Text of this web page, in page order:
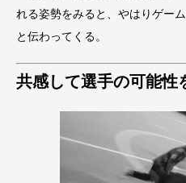
れる姿勢をみると、やはりゲー
と伝わってくる。
共感して選手の可能性